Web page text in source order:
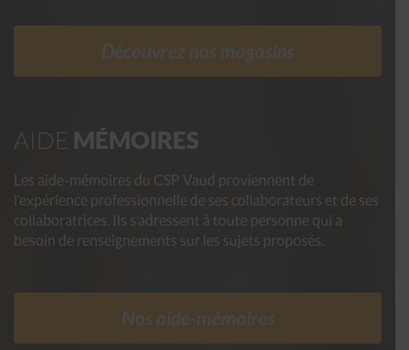
Découvrez nos magasins
AIDE MÉMOIRES
Les aide-mémoires du CSP Vaud proviennent de
l’expérience professionnelle de ses collaborateurs et de ses
collaboratrices. Ils s’adressent à toute personne qui a
besoin de renseignements sur les sujets proposés.
Nos aide-mémoires